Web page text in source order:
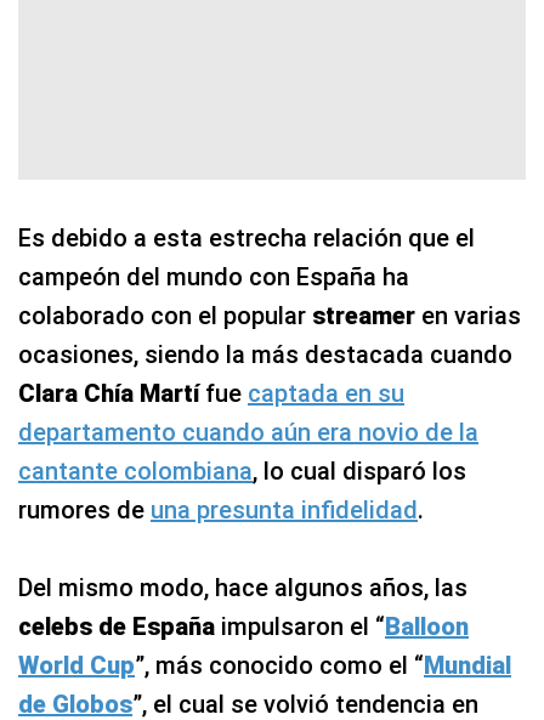
Es debido a esta estrecha relación que el
campeón del mundo con España ha
colaborado con el popular streamer en varias
ocasiones, siendo la más destacada cuando
Clara Chía Martífue captada en su
departamento cuando aún era novio de la
cantante colombiana, lo cual disparó los
rumores de una presunta infidelidad.
Del mismo modo, hace algunos años, las
celebs de España impulsaron el “Balloon
World Cup”, más conocido como el “Mundial
de Globos”, el cual se volvió tendencia en